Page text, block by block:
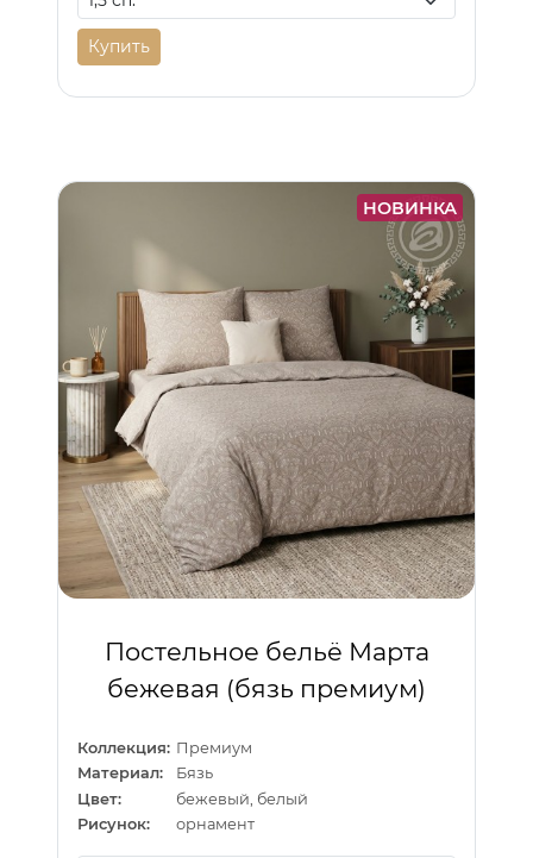
Купить
НОВИНКА
Постельное бельё Марта
бежевая (бязь премиум)
Коллекция: Премиум
Материал:
Бязь
Цвет:
бежевый, белый
Рисунок:
орнамент